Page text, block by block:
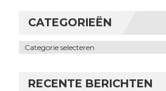
CATEGORIEËN
Categorieën
RECENTE BERICHTEN